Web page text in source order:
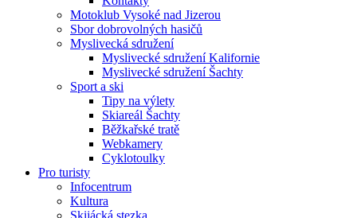
Motoklub Vysoké nad Jizerou
Sbor dobrovolných hasičů
Myslivecká sdružení
Myslivecké sdružení Kalifornie
Myslivecké sdružení Šachty
Sport a ski
Tipy na výlety
Skiareál Šachty
Běžkařské tratě
Webkamery
Cyklotoulky
Pro turisty
Infocentrum
Kultura
Skijácká stezka